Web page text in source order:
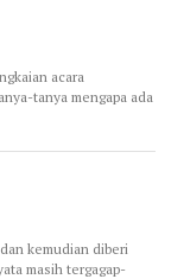
acara
tanya mengapa ada
kemudian diberi
masih tergagap-